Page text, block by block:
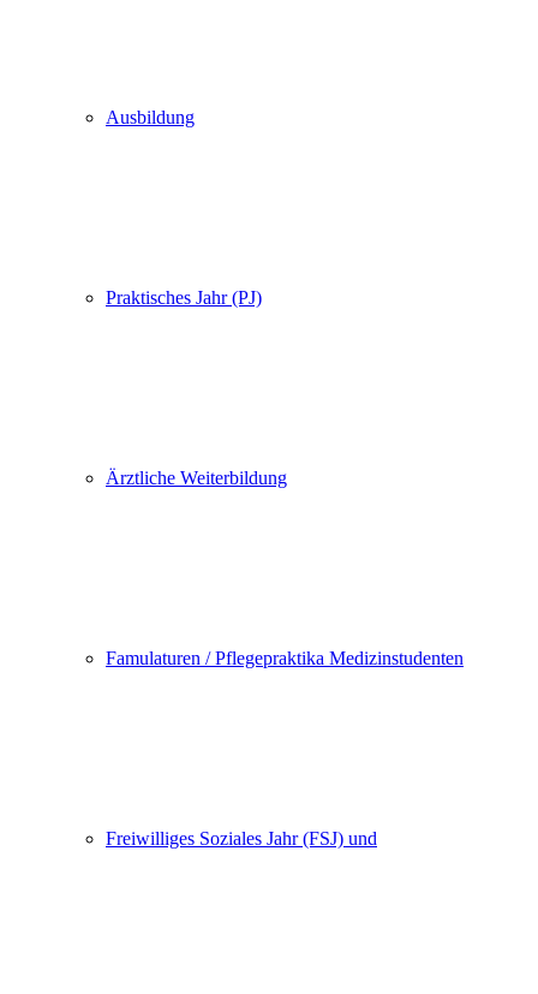
Ausbildung
Praktisches Jahr (PJ)
Ärztliche Weiterbildung
Famulaturen / Pflegepraktika Medizinstudenten
Freiwilliges Soziales Jahr (FSJ) und